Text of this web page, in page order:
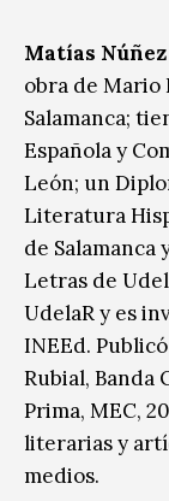
Matías Núñez
obra de Mario
Salamanca;
Española y
León; un
Literatura
de
Letras de
UdelaR y es
INEEd.
Rubial, Banda
Prima, MEC,
literarias y
medios.